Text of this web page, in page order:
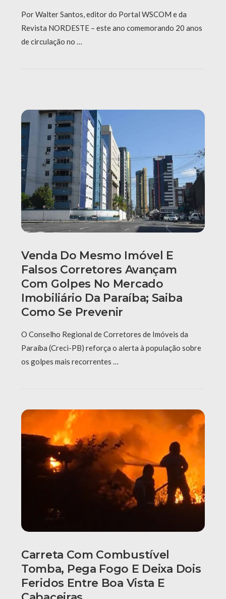
Por Walter Santos, editor do Portal WSCOM e da
Revista NORDESTE – este ano comemorando 20 anos
de circulação no …
Venda Do Mesmo Imóvel E
Falsos Corretores Avançam
Com Golpes No Mercado
Imobiliário Da Paraíba; Saiba
Como Se Prevenir
O Conselho Regional de Corretores de Imóveis da
Paraíba (Creci-PB) reforça o alerta à população sobre
os golpes mais recorrentes …
Carreta Com Combustível
Tomba, Pega Fogo E Deixa Dois
Feridos Entre Boa Vista E